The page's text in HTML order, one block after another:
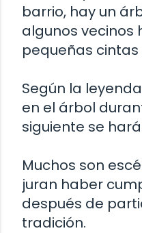
barrio, hay un
algunos vecinos
pequeñas
Según la
en el árbol
siguiente se
Muchos son
juran haber
después de
tradición.